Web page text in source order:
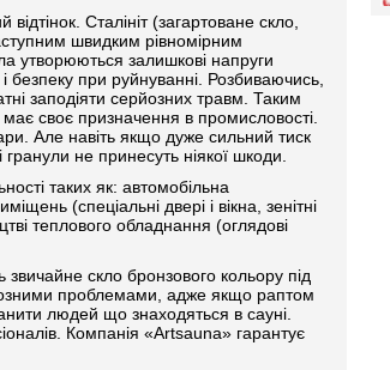
Сталініт (загартоване скло,
швидким рівномірним
утворюються залишкові напруги
безпеку при руйнуванні. Розбиваючись,
заподіяти серйозних травм. Таким
своє призначення в промисловості.
Але навіть якщо дуже сильний тиск
не принесуть ніякої шкоди.
таких як: автомобільна
(спеціальні двері і вікна, зенітні
теплового обладнання (оглядові
скло бронзового кольору під
проблемами, адже якщо раптом
людей що знаходяться в сауні.
Компанія «Artsauna» гарантує